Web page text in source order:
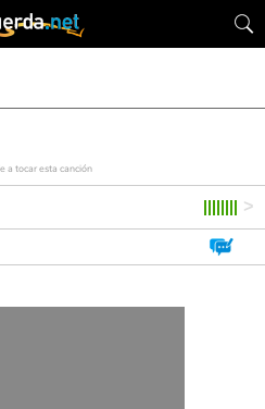
a tocar esta canción